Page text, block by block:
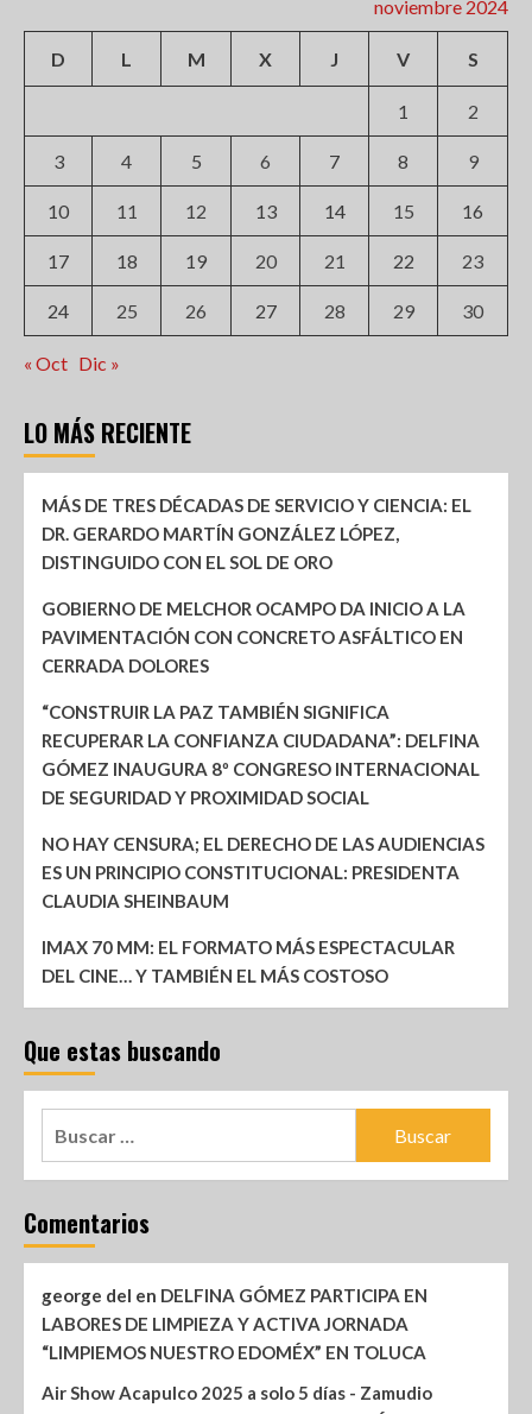
noviembre 2024
D L M X J V S
1 2
3 4 5 6 7 8 9
10 11 12 13 14 15 16
17 18 19 20 21 22 23
24 25 26 27 28 29 30
« Oct Dic »
LO MÁS RECIENTE
MÁS DE TRES DÉCADAS DE SERVICIO Y CIENCIA: EL
DR. GERARDO MARTÍN GONZÁLEZ LÓPEZ,
DISTINGUIDO CON EL SOL DE ORO
GOBIERNO DE MELCHOR OCAMPO DA INICIO A LA
PAVIMENTACIÓN CON CONCRETO ASFÁLTICO EN
CERRADA DOLORES
“CONSTRUIR LA PAZ TAMBIÉN SIGNIFICA
RECUPERAR LA CONFIANZA CIUDADANA”: DELFINA
GÓMEZ INAUGURA 8º CONGRESO INTERNACIONAL
DE SEGURIDAD Y PROXIMIDAD SOCIAL
NO HAY CENSURA; EL DERECHO DE LAS AUDIENCIAS
ES UN PRINCIPIO CONSTITUCIONAL: PRESIDENTA
CLAUDIA SHEINBAUM
IMAX 70 MM: EL FORMATO MÁS ESPECTACULAR
DEL CINE… Y TAMBIÉN EL MÁS COSTOSO
Que estas buscando
Comentarios
george del en DELFINA GÓMEZ PARTICIPA EN
LABORES DE LIMPIEZA Y ACTIVA JORNADA
“LIMPIEMOS NUESTRO EDOMÉX” EN TOLUCA
Air Show Acapulco 2025 a solo 5 días - Zamudio